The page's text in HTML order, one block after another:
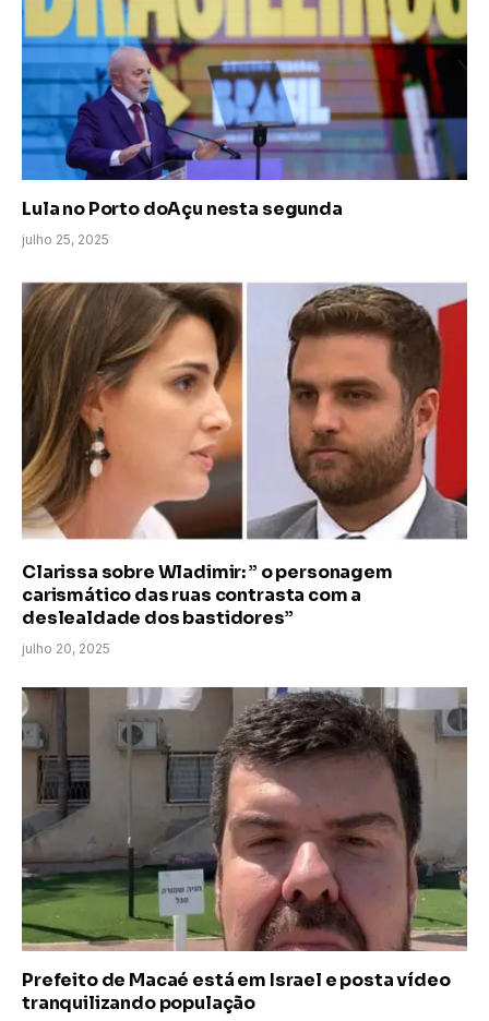
Lula no Porto doAçu nesta segunda
julho 25, 2025
Clarissa sobre Wladimir: ” o personagem
carismático das ruas contrasta com a
deslealdade dos bastidores”
julho 20, 2025
Prefeito de Macaé está em Israel e posta vídeo
tranquilizando população